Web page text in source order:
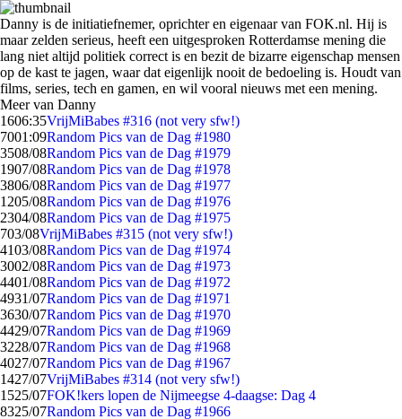
Danny is de initiatiefnemer, oprichter en eigenaar van FOK.nl. Hij is
maar zelden serieus, heeft een uitgesproken Rotterdamse mening die
lang niet altijd politiek correct is en bezit de bizarre eigenschap mensen
op de kast te jagen, waar dat eigenlijk nooit de bedoeling is. Houdt van
films, series, tech en gamen, en wil vooral nieuws met een mening.
Meer van Danny
1606:35VrijMiBabes #316 (not very sfw!)
7001:09Random Pics van de Dag #1980
3508/08Random Pics van de Dag #1979
1907/08Random Pics van de Dag #1978
3806/08Random Pics van de Dag #1977
1205/08Random Pics van de Dag #1976
2304/08Random Pics van de Dag #1975
703/08VrijMiBabes #315 (not very sfw!)
4103/08Random Pics van de Dag #1974
3002/08Random Pics van de Dag #1973
4401/08Random Pics van de Dag #1972
4931/07Random Pics van de Dag #1971
3630/07Random Pics van de Dag #1970
4429/07Random Pics van de Dag #1969
3228/07Random Pics van de Dag #1968
4027/07Random Pics van de Dag #1967
1427/07VrijMiBabes #314 (not very sfw!)
1525/07FOK!kers lopen de Nijmeegse 4-daagse: Dag 4
8325/07Random Pics van de Dag #1966